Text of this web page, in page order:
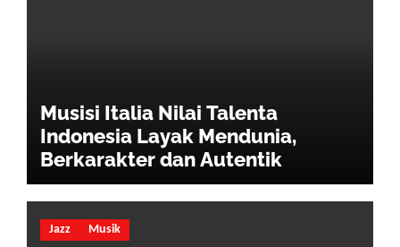
Musisi Italia Nilai Talenta
Indonesia Layak Mendunia,
Berkarakter dan Autentik
Jazz Musik